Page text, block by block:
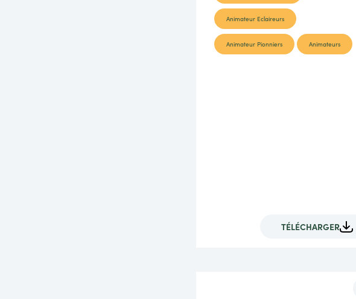
Animateur Eclaireurs
Animateur Pionniers Animateurs
TÉLÉCHARGER